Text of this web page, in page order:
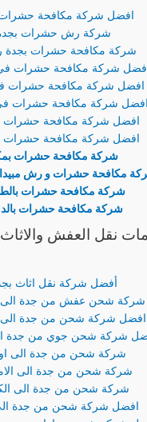
افضل شركة مكافحة
شركة رش حشرات
شركة مكافحة حشرات بجدة
شركة مكافحة حشرات في
افضل شركة مكافحة حشرات
افضل شركة مكافحة حشرات
افضل شركة مكافحة حشرات
افضل شركة مكافحة حشرات
شركة مكافحة حشرات
مكافحة حشرات و رش
شركة مكافحة حشرات
شركة مكافحة حشرات
نقل العفش
أفضل شركة نقل اثاث
شركة شحن عفش من جدة الى
افضل شركة شحن من جدة الى
شركة شحن جوي من جدة
شركة شحن من جدة الى
شركة شحن من جدة الى
شركة شحن من جدة الى
افضل شركة شحن من جدة